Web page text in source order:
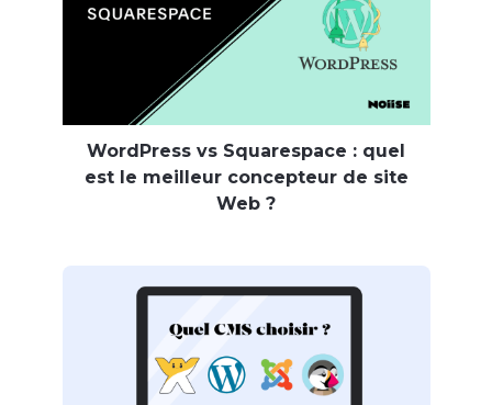
WordPress vs Squarespace : quel
est le meilleur concepteur de site
Web ?